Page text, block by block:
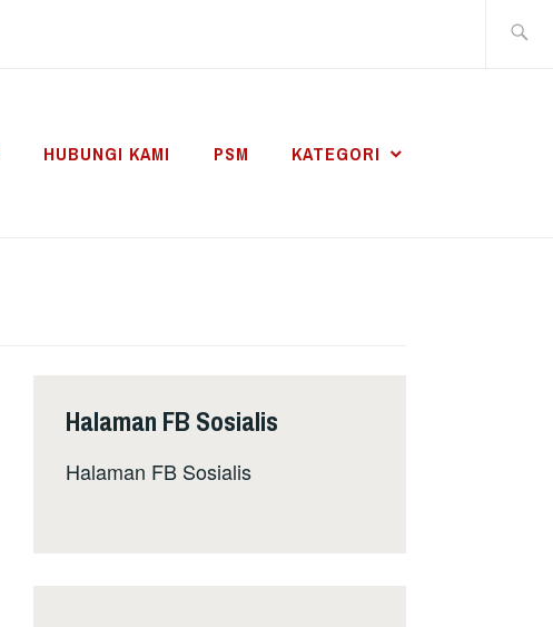
HUBUNGI KAMI PSM KATEGORI
Halaman FB Sosialis
Halaman FB Sosialis